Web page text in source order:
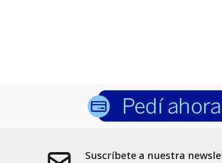
Suscríbete a nuestra